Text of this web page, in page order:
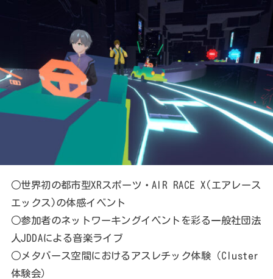
○世界初の都市型XRスポーツ・AIR RACE X(エアレース
エックス)の体感イベント
○参加者のネットワーキングイベントを彩る一般社団法
人JDDAによる音楽ライブ
○メタバース空間におけるアスレチック体験（Cluster
体験会）